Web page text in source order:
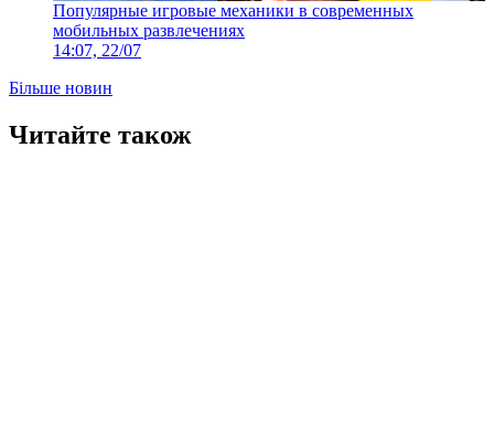
Популярные игровые механики в современных
мобильных развлечениях
14:07, 22/07
Більше новин
Читайте також